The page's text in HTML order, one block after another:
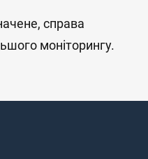
справа
моніторингу.